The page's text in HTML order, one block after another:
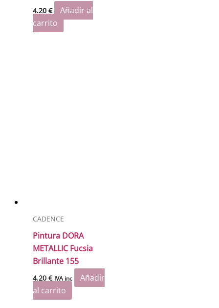
4.20€
Añadir al
carrito
CADENCE
Pintura DORA
METALLIC Fucsia
Brillante 155
4.20€ IVA inc
Añadir
al carrito